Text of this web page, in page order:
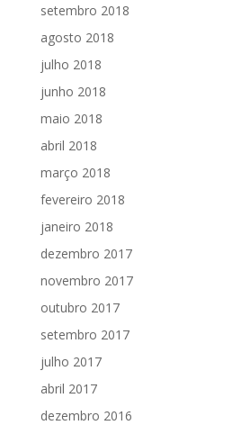
setembro 2018
agosto 2018
julho 2018
junho 2018
maio 2018
abril 2018
março 2018
fevereiro 2018
janeiro 2018
dezembro 2017
novembro 2017
outubro 2017
setembro 2017
julho 2017
abril 2017
dezembro 2016